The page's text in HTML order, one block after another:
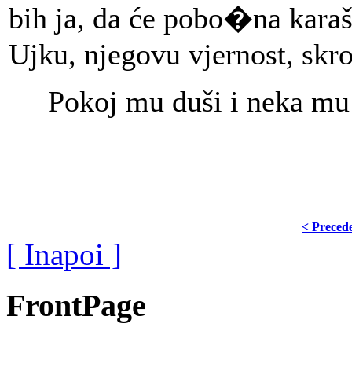
bih ja, da će pobo�na
Ujku, njegovu vjernost,
Pokoj mu duši i neka
<
[ Inapoi ]
FrontPage